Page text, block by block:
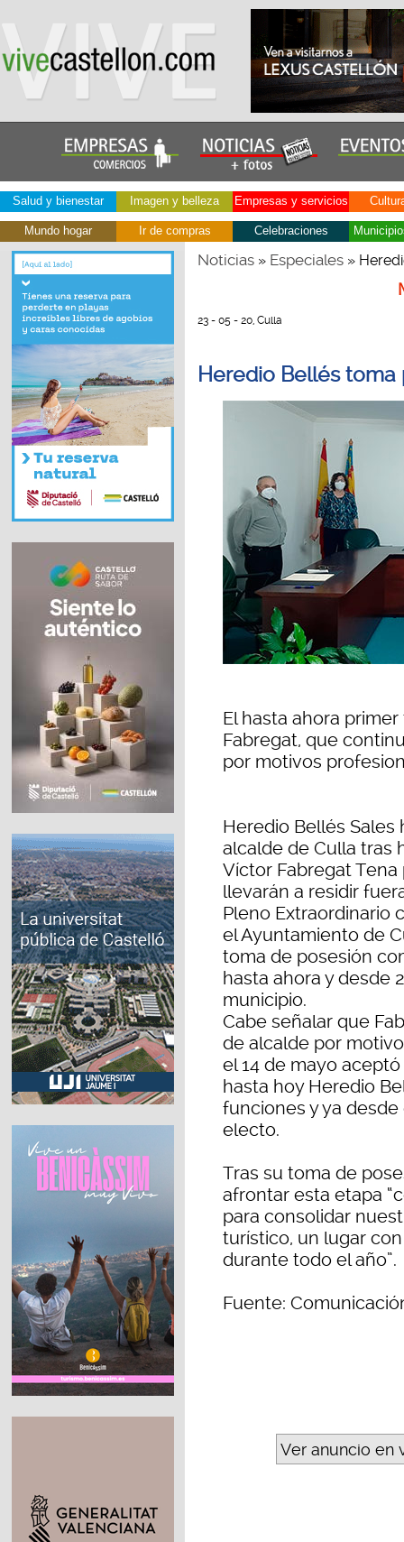
Salud y bienestar Imagen y belleza Empresas y servicios
Mundo hogar Ir de compras Celebraciones
Noticias» Especiales»
23 - 05 - 20, Culla
Heredio Bellés
El hasta ahora
Fabregat, que
por motivos
Heredio Bellés
alcalde de Culla tras
Víctor Fabregat
llevarán a residir
Pleno Extraordinario
el Ayuntamiento de
toma de posesión
hasta ahora y desde
municipio.
Cabe señalar que
de alcalde por
el 14 de mayo
hasta hoy Heredio
funciones y ya
electo.
Tras su toma de
afrontar esta etapa
para consolidar
turístico, un lugar
durante todo el año”.
Fuente:
Ver anuncio en